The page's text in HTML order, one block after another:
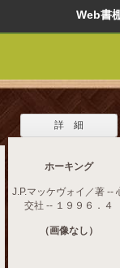
Web
詳 細
ホーキング
J.P.マッケヴォイ／著 --
交社 -- １９９６．４
（画像なし）